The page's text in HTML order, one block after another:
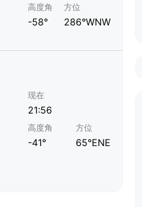
高度角
-58°
方位
286°WNW
现在
21:56
高度角
-41°
方位
65°ENE